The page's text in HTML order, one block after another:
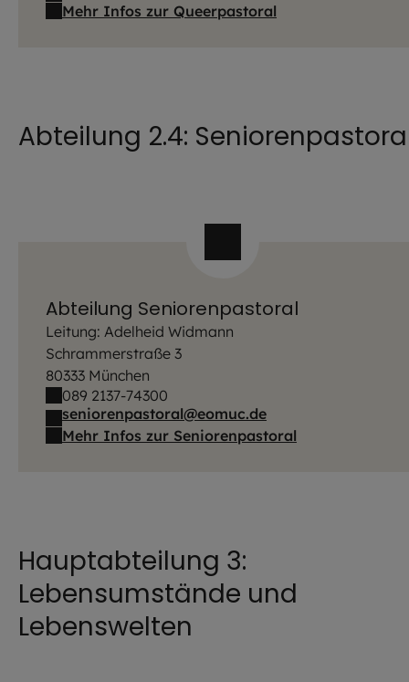
Mehr Infos zur Queerpastoral
Abteilung 2.4:
Abteilung Seniorenpastoral
Leitung: Adelheid Widmann
Schrammerstraße 3
80333 München
089 2137-74300
seniorenpastoral@eomuc.de
Mehr Infos zur Seniorenpastoral
Hauptabteilung 3:
Lebensumstände und
Lebenswelten